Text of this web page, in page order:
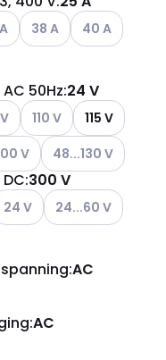
niet mogelijk)niet mogelijk)
combinatie niet
varianten (Huidige
Andere varianten
38 A Andere
40 A
niet mogelijk)niet mogelijk)
combinatie niet
50Hz:24 V
niet mogelijk)
niet mogelijk)
varianten (Huidige
Andere varianten
110 V
115 V
niet mogelijk)niet mogelijk)
(Huidige combinatie
varianten (Huidige
V Andere varianten
48...130 V
:300 V
niet mogelijk)
niet mogelijk)
(Huidige combinatie
varianten (Huidige
24 V Andere varianten
24...60 V
niet mogelijk)
:AC
niet mogelijk)
combinatie niet
:AC
niet mogelijk)
combinatie niet